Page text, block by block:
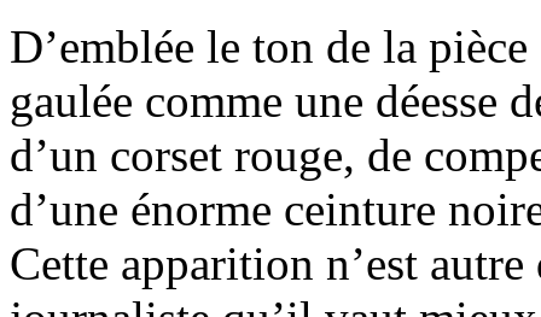
D’emblée le ton de la
gaulée comme une déesse
d’un corset rouge, de
d’une énorme ceinture
Cette apparition n’est